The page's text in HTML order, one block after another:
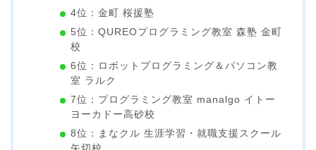
4位：金町 桜援塾
5位：QUREOプログラミング教室 森塾 金町
校
6位：ロボットプログラミング＆パソコン教
室 ラルク
7位：プログラミング教室 manalgo イトー
ヨーカドー高砂校
8位：まなクル 生涯学習・就職支援スクール